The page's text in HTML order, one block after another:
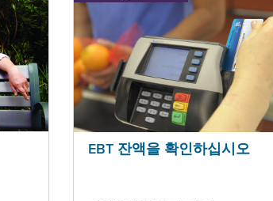
EBT 잔액을 확인하십시오